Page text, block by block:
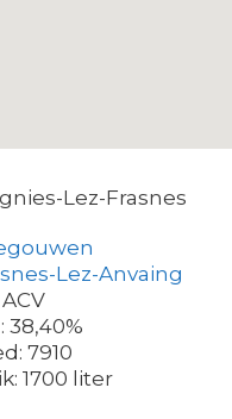
Lez-Frasnes
Lez-Anvaing
38,40%
7910
1700 liter